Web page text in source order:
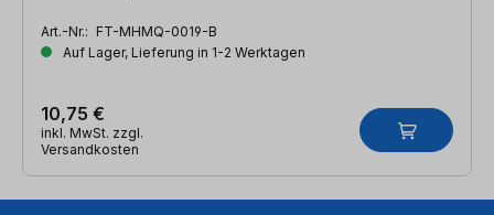
Art.-Nr.: FT-MHMQ-0019-B
Auf Lager, Lieferung in 1-2 Werktagen
10,75 €
inkl. MwSt. zzgl.
Versandkosten